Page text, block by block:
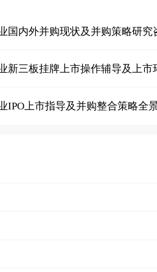
国内外并购现状及并购策略研究
新三板挂牌上市操作辅导及上市
IPO上市指导及并购整合策略全